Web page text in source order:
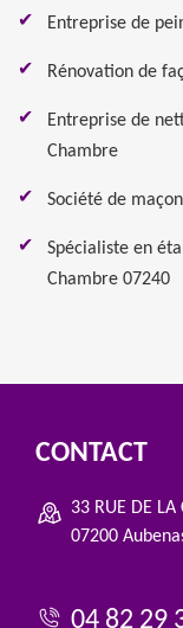
Entreprise de
Rénovation de
Entreprise de
Chambre
Société de
Spécialiste en
Chambre 07240
CONTACT
33 RUE DE LA
07200
04 82 29